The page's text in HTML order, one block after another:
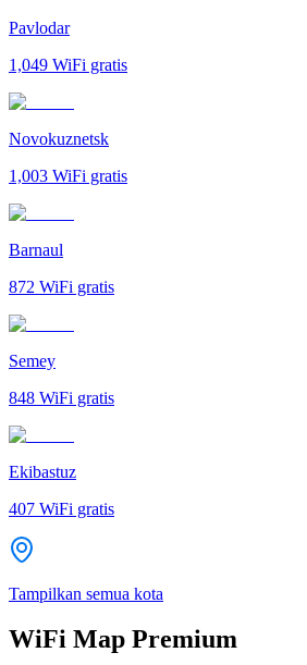
Pavlodar
1,049 WiFi gratis
Novokuznetsk
1,003 WiFi gratis
Barnaul
872 WiFi gratis
Semey
848 WiFi gratis
Ekibastuz
407 WiFi gratis
Tampilkan semua kota
WiFi Map Premium